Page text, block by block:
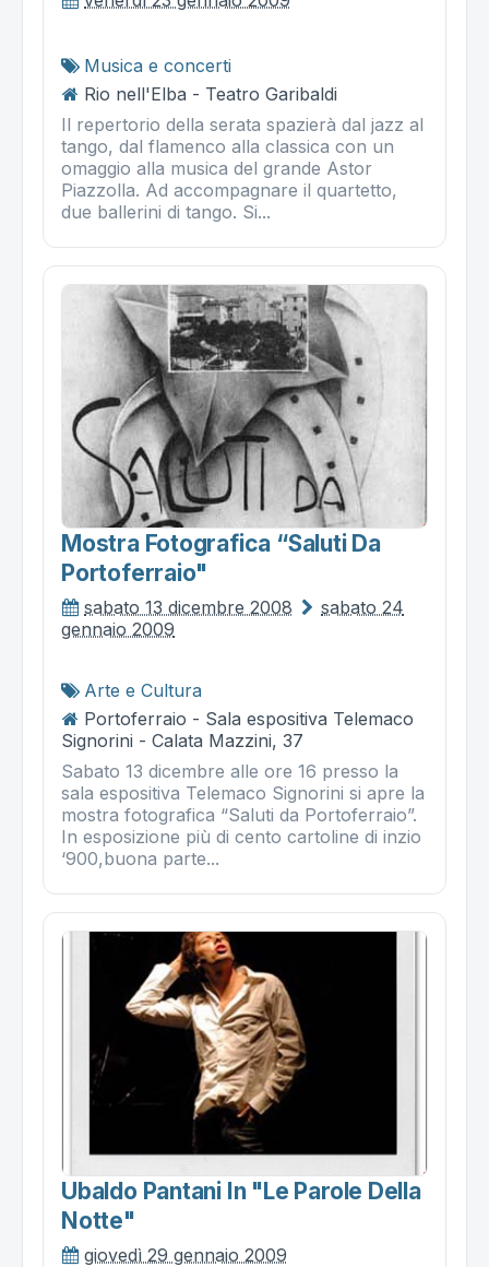
Musica e concerti
Rio nell'Elba - Teatro Garibaldi
Il repertorio della serata spazierà dal jazz al
tango, dal flamenco alla classica con un
omaggio alla musica del grande Astor
Piazzolla. Ad accompagnare il quartetto,
due ballerini di tango. Si...
Mostra Fotografica “saluti Da
Portoferraio"
sabato 13 dicembre 2008
sabato 24
gennaio 2009
Arte e Cultura
Portoferraio - Sala espositiva Telemaco
Signorini - Calata Mazzini, 37
Sabato 13 dicembre alle ore 16 presso la
sala espositiva Telemaco Signorini si apre la
mostra fotografica “Saluti da Portoferraio”.
In esposizione più di cento cartoline di inzio
‘900,buona parte...
Ubaldo Pantani In "le Parole Della
Notte"
giovedì 29 gennaio 2009